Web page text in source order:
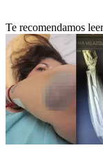
Te recomendamos